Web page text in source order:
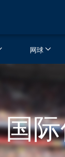
网球
国